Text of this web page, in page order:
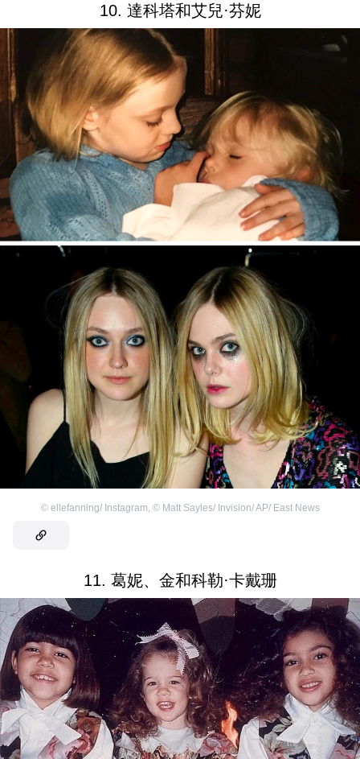
10. 達科塔和艾兒·芬妮
© ellefanning/ Instagram, © Matt Sayles/ Invision/ AP/ East News
11. 葛妮、金和科勒·卡戴珊